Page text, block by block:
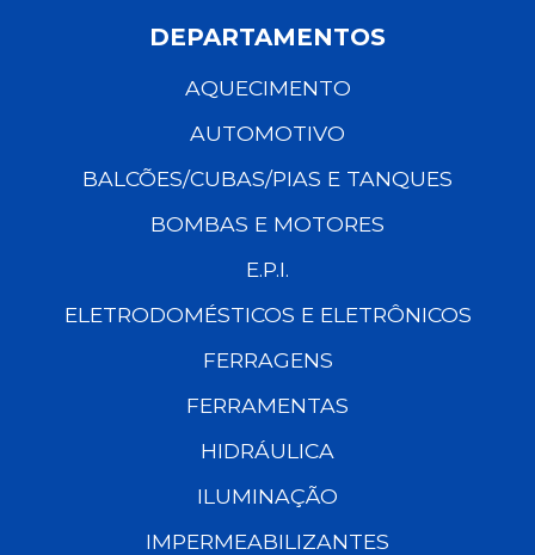
DEPARTAMENTOS
AQUECIMENTO
AUTOMOTIVO
BALCÕES/CUBAS/PIAS E TANQUES
BOMBAS E MOTORES
E.P.I.
ELETRODOMÉSTICOS E ELETRÔNICOS
FERRAGENS
FERRAMENTAS
HIDRÁULICA
ILUMINAÇÃO
IMPERMEABILIZANTES